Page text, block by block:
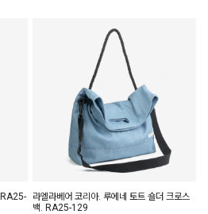
RA25-
라엘라베어 코리아. 루에네 토트 숄더 크로스
백. RA25-129